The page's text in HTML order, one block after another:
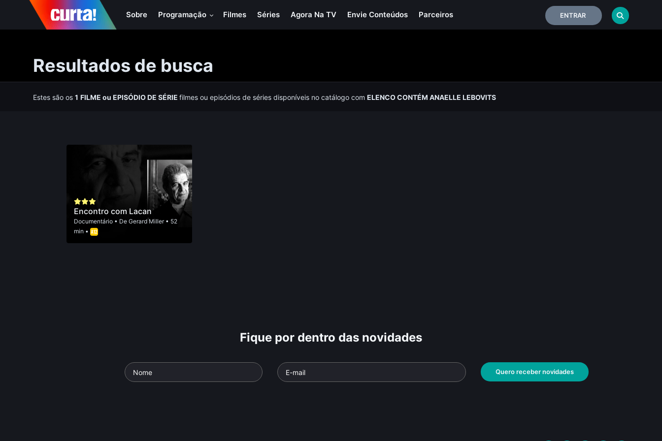
Sobre Programação Filmes Séries Agora Na TV Envie Conteúdos Parceiros ENTRAR
Resultados de busca
Estes são os1 FILMEou EPISÓDIO DE SÉRIEfilmes ou episódios de séries disponíveis no catálogo comELENCO CONTÉM ANAELLE LEBOVITS
Encontro com Lacan
Documentário• De Gerard Miller• 52
min •
Fique por dentro das novidades
Quero receber novidades